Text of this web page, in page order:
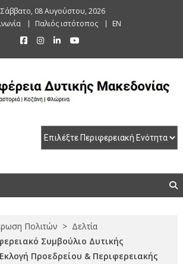
Σάββατο, 08 Αυγούστου, 2026
Παλιός ιστότοπος EN
Πολιτών > Δελτία
Συμβούλιο Δυτικής
Προεδρείου & Περιφερειακής